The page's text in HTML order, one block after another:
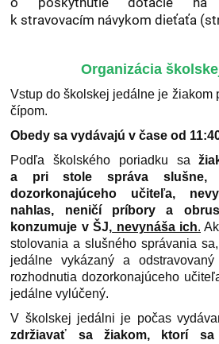
k stravovacím návykom dieťaťa
Organizácia
Vstup do školskej jedálne je žiakom
čípom.
Obedy sa vydávajú v čase od
Podľa školského poriadku sa
a pri stole správa slušne,
dozorkonajúceho učiteľa,
nahlas, neničí príbory a
konzumuje v ŠJ, nevynáša ich.
stolovania a slušného správania
jedálne vykázaný a
rozhodnutia dozorkonajúceho
jedálne vylúčený.
V školskej jedálni je počas
zdržiavať sa žiakom, ktorí